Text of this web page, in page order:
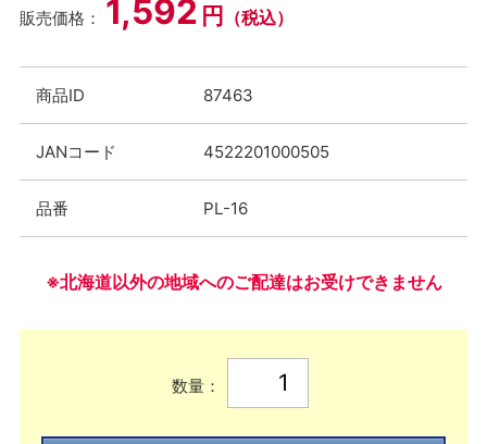
販売価格： 1,592 円 （税込）
商品ID 87463
JANコード 4522201000505
品番 PL-16
※北海道以外の地域へのご配達はお受けできません
数量：